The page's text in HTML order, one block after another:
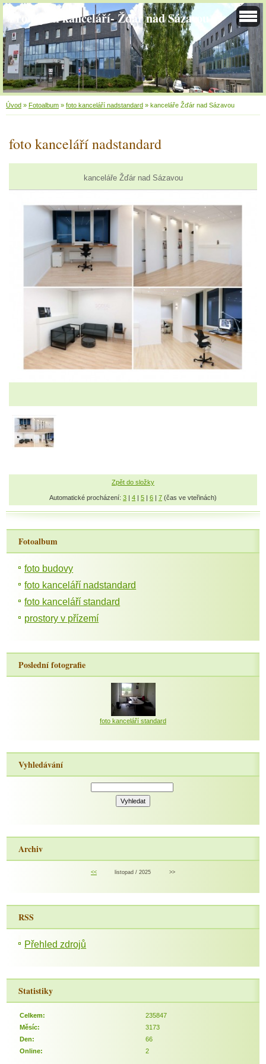
Pronájem kanceláří- Žďár nad Sázavou
Úvod » Fotoalbum » foto kanceláří nadstandard » kanceláře Žďár nad Sázavou
foto kanceláří nadstandard
kanceláře Žďár nad Sázavou
Zpět do složky
Automatické procházení: 3 4 5 6 7 (čas ve vteřinách)
Fotoalbum
foto budovy
foto kanceláří nadstandard
foto kanceláří standard
prostory v přízemí
Poslední fotografie
foto kanceláří standard
Vyhledávání
Archiv
<< listopad / 2025 >>
RSS
Přehled zdrojů
Statistiky
Online: 2
Celkem:
235847
Měsíc:
3173
Den:
66